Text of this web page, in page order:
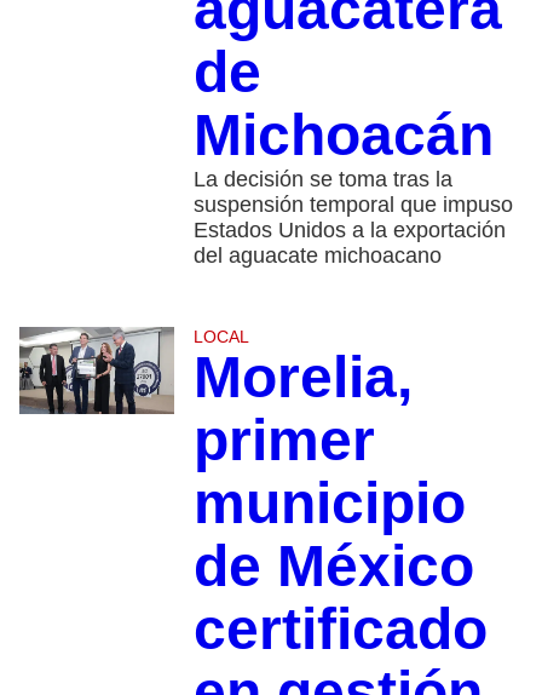
de
Michoacán
La decisión se toma tras la
suspensión temporal que impuso
Estados Unidos a la exportación
del aguacate michoacano
LOCAL
Morelia,
primer
municipio
de México
certificado